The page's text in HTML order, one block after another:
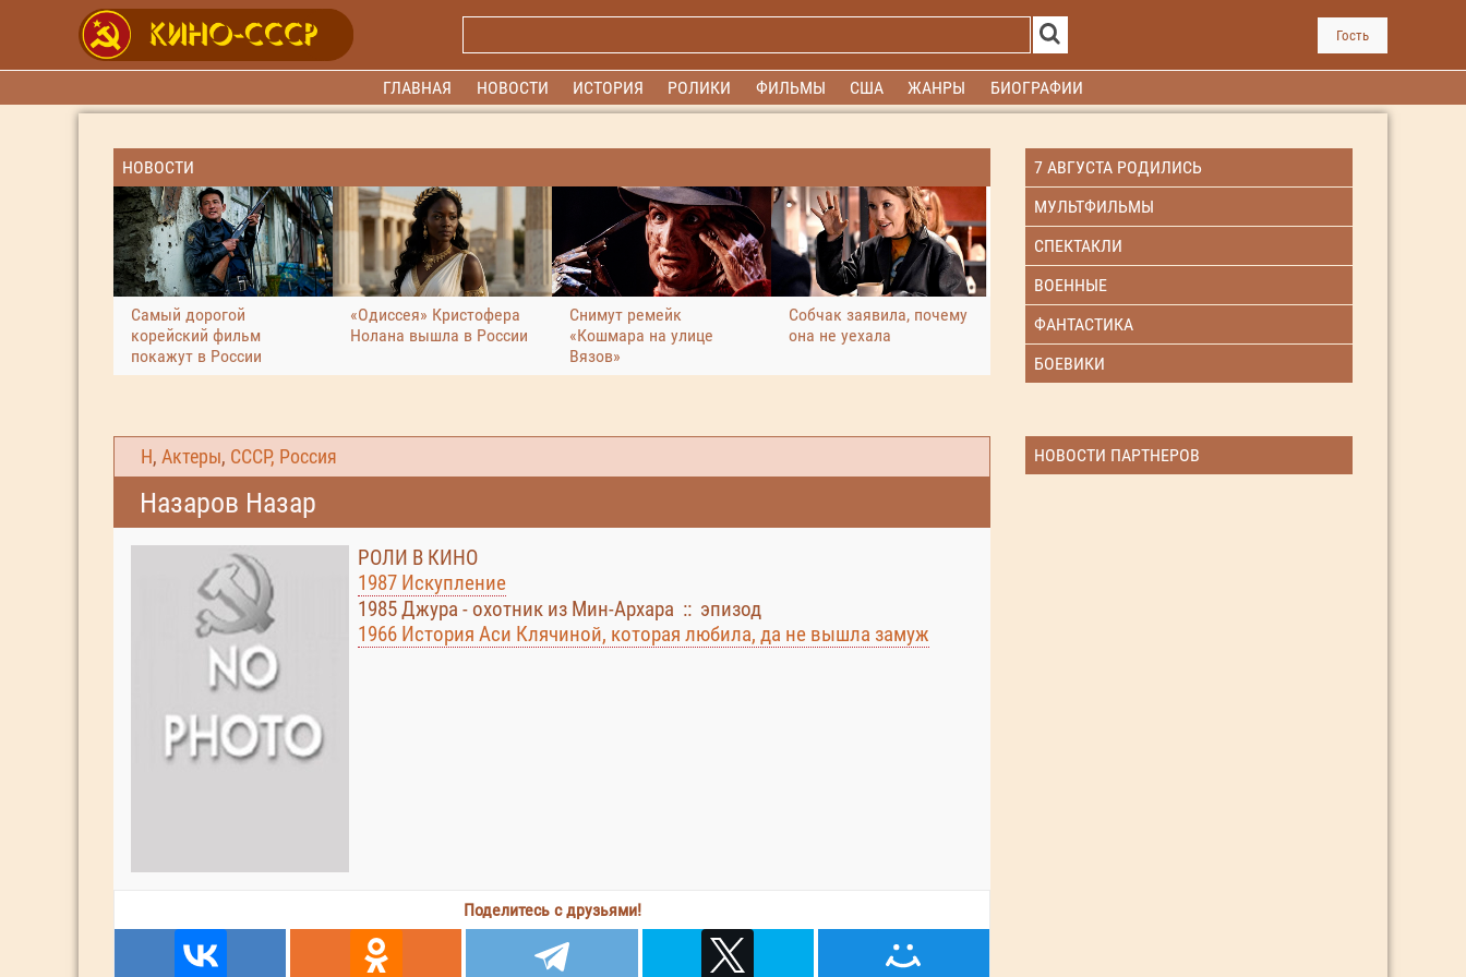
Гость
ГЛАВНАЯ НОВОСТИ ИСТОРИЯ РОЛИКИ ФИЛЬМЫ США ЖАНРЫ БИОГРАФИИ
НОВОСТИ
Самый дорогой
корейский фильм
покажут в России
«Одиссея» Кристофера
Нолана вышла в России
Снимут ремейк
«Кошмара на улице
Вязов»
Собчак заявила, почему
она не уехала
7 АВГУСТА РОДИЛИСЬ
МУЛЬТФИЛЬМЫ
СПЕКТАКЛИ
ВОЕННЫЕ
ФАНТАСТИКА
БОЕВИКИ
Н , Актеры, СССР, Россия
Назаров Назар
РОЛИ В КИНО
1987 Искупление
1985 Джура - охотник из Мин-Архара :: эпизод
1966 История Аси Клячиной, которая любила, да не вышла замуж
Поделитесь с друзьями!
НОВОСТИ ПАРТНЕРОВ